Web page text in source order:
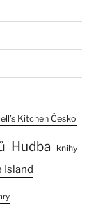
Kitchen Česko
Hudba knihy
Island